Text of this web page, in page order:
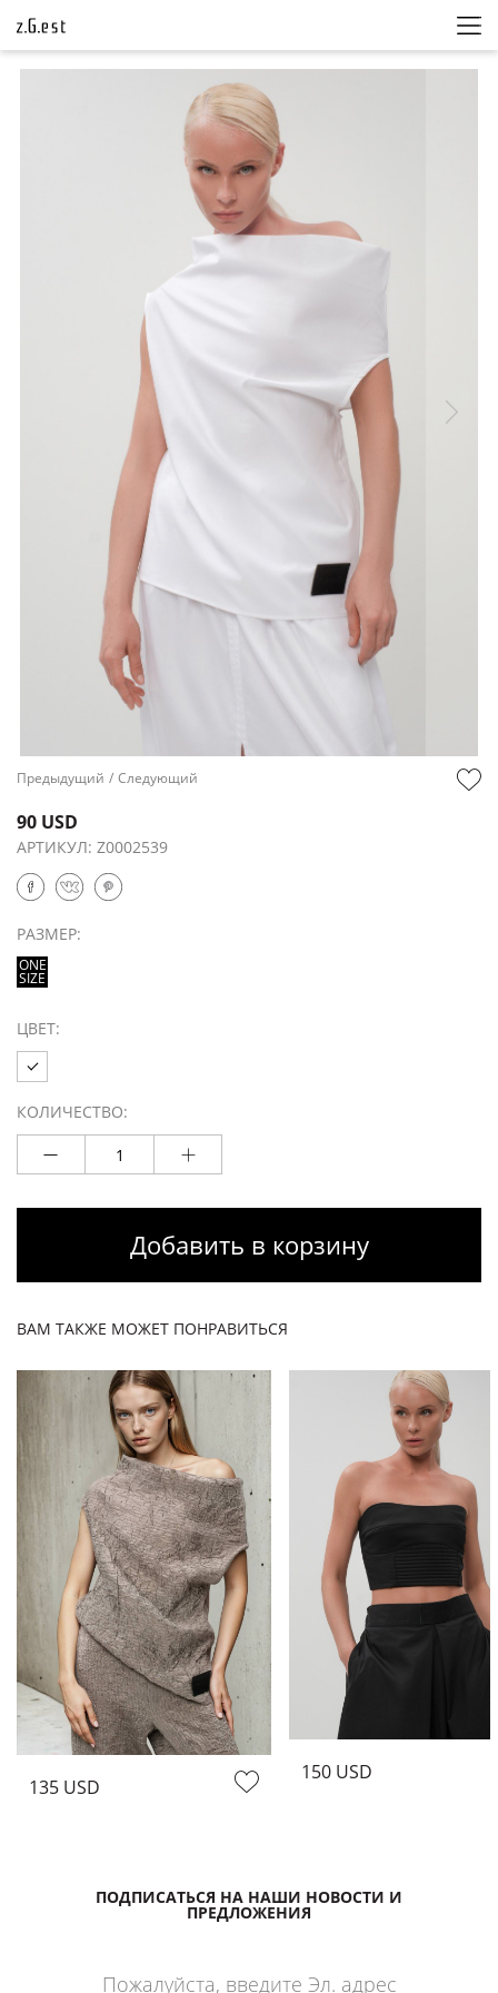
Предыдущий / Следующий
90 USD
АРТИКУЛ: Z0002539
РАЗМЕР:
ONE
SIZE
ЦВЕТ:
КОЛИЧЕСТВО:
Добавить в корзину
ВАМ ТАКЖЕ МОЖЕТ ПОНРАВИТЬСЯ
135 USD
150 USD
ПОДПИСАТЬСЯ НА НАШИ НОВОСТИ И
ПРЕДЛОЖЕНИЯ